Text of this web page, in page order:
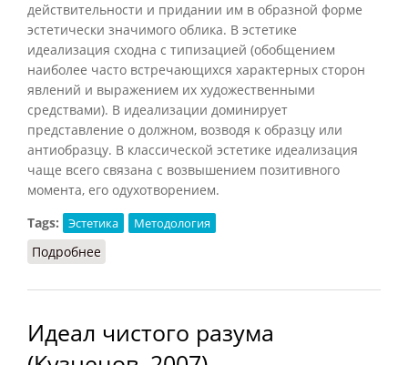
действительности и придании им в образной форме
эстетически значимого облика. В эстетике
идеализация сходна с типизацией (обобщением
наиболее часто встречающихся характерных сторон
явлений и выражением их художественными
средствами). В идеализации доминирует
представление о должном, возводя к образцу или
антиобразцу. В классической эстетике идеализация
чаще всего связана с возвышением позитивного
момента, его одухотворением.
Tags:
Эстетика Методология
Подробнее
Идеал чистого разума